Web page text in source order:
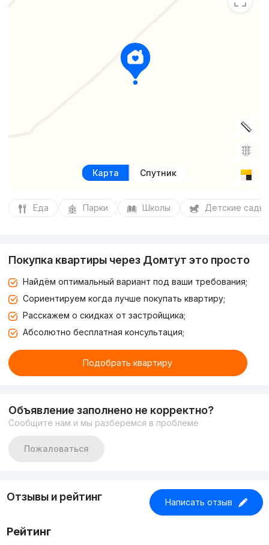
Карта Спутник
Еда Парки Школы Детские сады
Покупка квартиры через Домтут это просто
Найдём оптимальный вариант под ваши требования;
Сориентируем когда лучше покупать квартиру;
Расскажем о скидках от застройщика;
Абсолютно бесплатная консультация;
Подобрать квартиру
Объявление заполнено не корректно?
Сообщите нам и мы разберёмся в проблеме
Пожаловаться
Отзывы и рейтинг Написать отзыв
Рейтинг